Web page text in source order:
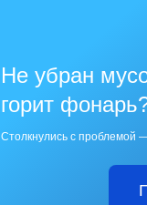
Не убран
горит
Столкнулись с проблемой